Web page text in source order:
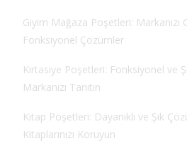
Giyim Mağaza Poşetleri: Markanızı
Fonksiyonel Çözümler
Kırtasiye Poşetleri: Fonksiyonel ve
Markanızı Tanıtın
Kitap Poşetleri: Dayanıklı ve Şık
Kitaplarınızı Koruyun